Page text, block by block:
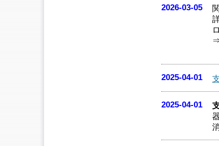
2026-03-05
2025-04-01
2025-04-01